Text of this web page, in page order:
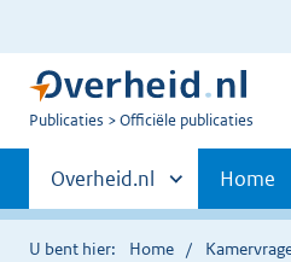
U
Publicaties Officiële publicaties
Primaire
navigatie
Andere
sites
binnen
Overheid.nl Home
U bent hier: Home